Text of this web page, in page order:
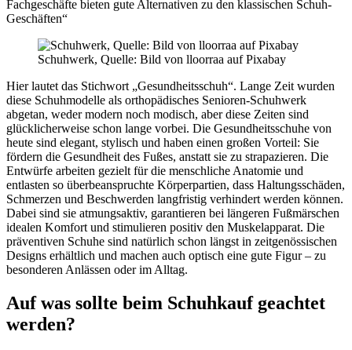
Fachgeschäfte bieten gute Alternativen zu den klassischen Schuh-
Geschäften“
Schuhwerk, Quelle: Bild von lloorraa auf Pixabay
Hier lautet das Stichwort „Gesundheitsschuh“. Lange Zeit wurden
diese Schuhmodelle als orthopädisches Senioren-Schuhwerk
abgetan, weder modern noch modisch, aber diese Zeiten sind
glücklicherweise schon lange vorbei. Die Gesundheitsschuhe von
heute sind elegant, stylisch und haben einen großen Vorteil: Sie
fördern die Gesundheit des Fußes, anstatt sie zu strapazieren. Die
Entwürfe arbeiten gezielt für die menschliche Anatomie und
entlasten so überbeanspruchte Körperpartien, dass Haltungsschäden,
Schmerzen und Beschwerden langfristig verhindert werden können.
Dabei sind sie atmungsaktiv, garantieren bei längeren Fußmärschen
idealen Komfort und stimulieren positiv den Muskelapparat. Die
präventiven Schuhe sind natürlich schon längst in zeitgenössischen
Designs erhältlich und machen auch optisch eine gute Figur – zu
besonderen Anlässen oder im Alltag.
Auf was sollte beim Schuhkauf geachtet
werden?